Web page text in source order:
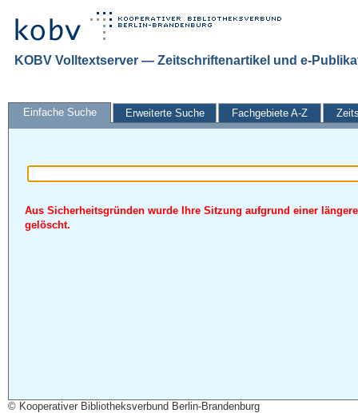
KOBV Volltextserver — Zeitschriftenartikel und e-
Einfache Suche Erweiterte Suche Fachgebiete A-Z
Aus Sicherheitsgründen wurde Ihre Sitzung aufgrund einer
gelöscht.
© Kooperativer Bibliotheksverbund Berlin-Brandenburg